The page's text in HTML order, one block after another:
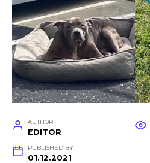
AUTHOR
EDITOR
PUBLISHED BY
01.12.2021